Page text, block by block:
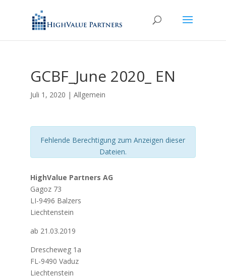
GCBF_June 2020_ EN
Juli 1, 2020 | Allgemein
Fehlende Berechtigung zum Anzeigen dieser
Dateien.
HighValue Partners AG
Gagoz 73
LI-9496 Balzers
Liechtenstein
ab 21.03.2019
Drescheweg 1a
FL-9490 Vaduz
Liechtenstein